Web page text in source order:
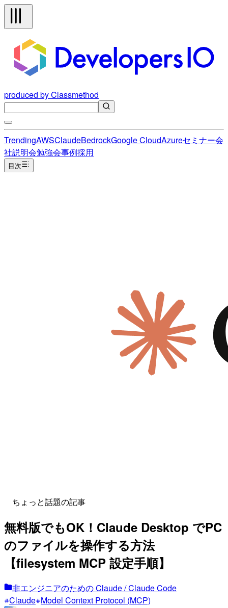
produced by Classmethod
TrendingAWSClaudeBedrockGoogle CloudAzureセミナー会
社説明会勉強会事例採用
目次
ちょっと話題の記事
無料版でもOK！Claude Desktop でPC
のファイルを操作する方法
【filesystem MCP 設定手順】
非エンジニアのための Claude / Claude Code
Claude Model Context Protocol (MCP)